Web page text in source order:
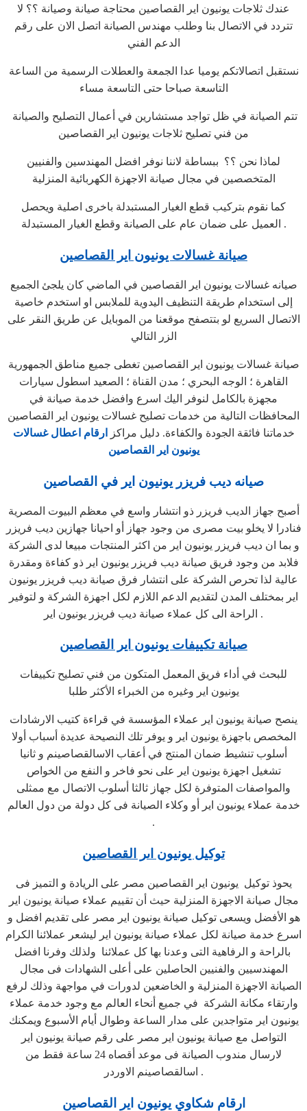
عندك ثلاجات يونيون اير القصاصين محتاجة صيانة وصيانة ؟؟ لا
تتردد في الاتصال بنا وطلب مهندس الصيانة اتصل الان على رقم
الدعم الفني
نستقبل اتصالاتكم يوميا عدا الجمعة والعطلات الرسمية من الساعة
التاسعة صباحا حتى التاسعة مساء
من فني تصليح ثلاجات يونيون اير القصاصين
لماذا نحن ؟؟ ببساطة لاننا نوفر افضل المهندسين والفنيين
المتخصصين في مجال صيانة الاجهزة الكهربائية المنزلية
كما نقوم بتركيب قطع الغيار المستبدلة باخرى اصلية ويحصل
العميل على ضمان عام على الصيانة وقطع الغيار المستبدلة .
صيانة غسالات يونيون اير القصاصين
صيانه غسالات يونيون اير القصاصين في الماضي كان يلجئ الجميع
إلى استخدام طريقة التنظيف اليدوية للملابس او استخدم خاصية
الاتصال السريع لو بتتصفح موقعنا من الموبايل عن طريق النقر على
الزر التالي
صيانة غسالات يونيون اير القصاصين تغطى جميع مناطق الجمهورية
القاهرة ؛ الوجه البحري ؛ مدن القناة ؛ الصعيد اسطول سيارات
مجهزة بالكامل لنوفر اليك اسرع وافضل خدمة صيانة في
المحافظات التالية من خدمات تصليح غسالات يونيون اير القصاصين
خدماتنا فائقة الجودة والكفاءة. دليل مراكز
ارقام اعطال غسالات
يونيون اير القصاصين
صيانه ديب فريزر يونيون اير في القصاصين
أصبح جهاز الديب فريزر ذو انتشار واسع في معظم البيوت المصرية
فنادرا لا يخلو بيت مصرى من وجود جهاز أو احيانا جهازين ديب فريزر
و بما ان ديب فريزر يونيون اير من اكثر المنتجات مبيعا لدى الشركة
فلابد من وجود فريق صيانة ديب فريزر يونيون اير ذو كفاءة ومقدرة
عالية لذا تحرص الشركة على انتشار فرق صيانة ديب فريزر يونيون
اير بمختلف المدن لتقديم الدعم اللازم لكل اجهزة الشركة و لتوفير
الراحة الى كل عملاء صيانة ديب فريزر يونيون اير .
صيانة تكييفات يونيون اير القصاصين
للبحث في أداء فريق المعمل المتكون من فني تصليح تكييفات
يونيون اير وغيره من الخبراء الأكثر طلبا
ينصح صيانة يونيون اير عملاء المؤسسة في قراءة كتيب الارشادات
المخصص باجهزة يونيون اير و يوفر تلك النصيحة عديدة أسباب أولا
أسلوب تنشيط ضمان المنتج في أعقاب الاسالقصاصينم و ثانيا
تشغيل اجهزة يونيون اير على نحو فاخر و النفع من الخواص
والمواصفات المتوفرة لكل جهاز ثالثا أسلوب الاتصال مع ممثلى
خدمة عملاء يونيون اير أو وكلاء الصيانة فى كل دولة من دول العالم
.
توكيل يونيون اىر القصاصين
يحوذ توكيل يونيون اير القصاصين مصر على الريادة و التميز فى
مجال صيانة الاجهزة المنزلية حيث أن تقييم عملاء صيانة يونيون اير
هو الأفضل ويسعى توكيل صيانة يونيون اير مصر على تقديم افضل و
اسرع خدمة صيانة لكل عملاء صيانة يونيون اير ليشعر عملائنا الكرام
بالراحة و الرفاهية التى وعدنا بها كل عملائنا ولذلك وفرنا افضل
المهندسيين والفنيين الحاصلين على أعلى الشهادات فى مجال
الصيانة الاجهزة المنزلية و الخاضعين لدورات في مواجهة وذلك لرفع
وارتقاء مكانة الشركة في جميع أنحاء العالم مع وجود خدمة عملاء
يونيون اير متواجدين على مدار الساعة وطوال أيام الأسبوع ويمكنك
التواصل مع صيانة يونيون اير مصر على رقم صيانة يونيون اير
لارسال مندوب الصيانة فى موعد أقصاه 24 ساعة فقط من
اسالقصاصينم الاوردر .
ارقام شكاوي يونيون اير القصاصين